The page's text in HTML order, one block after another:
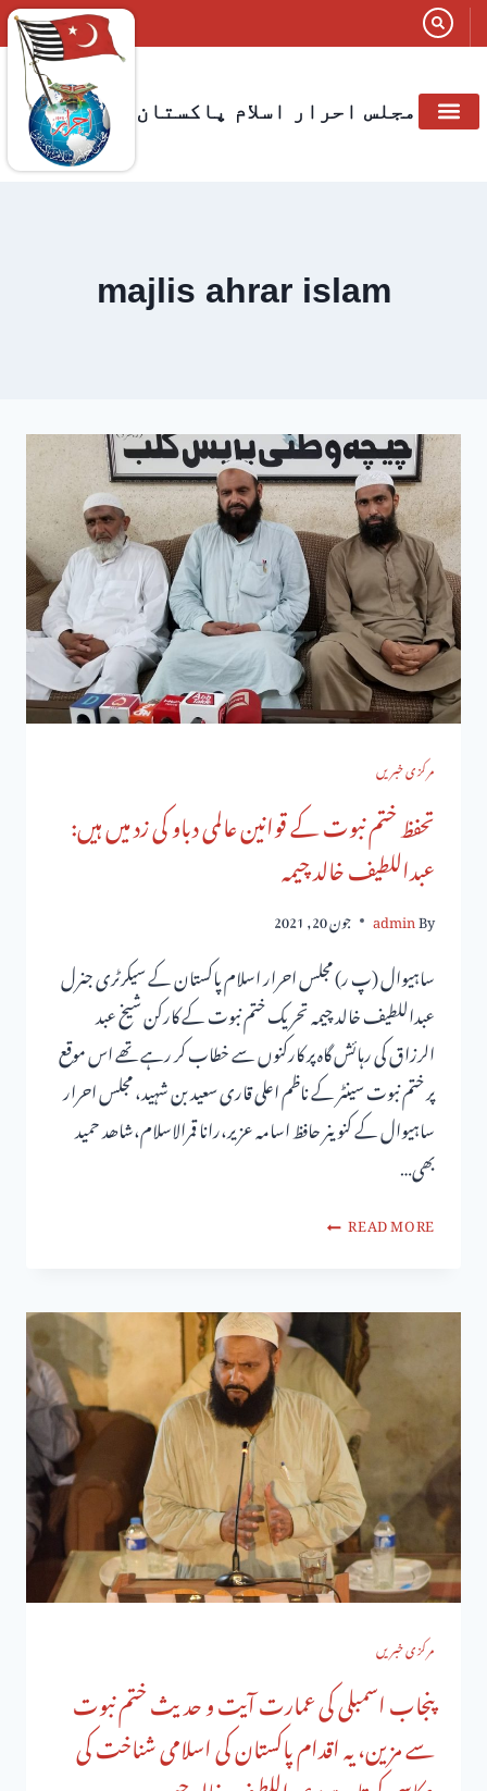
مجلس احرار اسلام پاکستان
majlis ahrar islam
مرکزی خبریں
تحفظ ختم نبوت کے قوانین عالمی دباو کی زد میں ہیں:
عبداللطیف خالد چیمہ
By
admin جون 20, 2021
ساہیوال (پ ر) مجلس احرار اسلام پاکستان کے سیکرٹری جنرل
عبداللطیف خالد چیمہ تحریک ختم نبوت کے کارکن شیخ عبد
الرزاق کی رہائش گاہ پر کارکنوں سے خطاب کر رہے تھے اس موقع
پر ختم نبوت سینٹر کے ناظم اعلی قاری سعید بن شہید، مجلس احرار
ساہیوال کے کنوینر حافظ اسامہ عزیر،رانا قمرالاسلام،شاھد حمید
بھی…
READ MORE
مرکزی خبریں
پنجاب اسمبلی کی عمارت آیت و حدیث ختم نبوت
سے مزین، یہ اقدام پاکستان کی اسلامی شناخت کی